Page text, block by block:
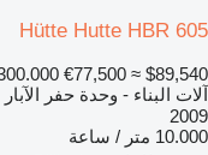
Hütte Hutte HBR 605
€77,500 ≈ $89,540
آلات البناء - وحدة حفر الآبار
2009
10.000 متر / ساعة